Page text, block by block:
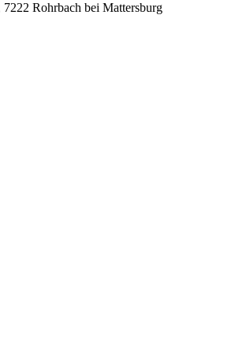
7222 Rohrbach bei Mattersburg